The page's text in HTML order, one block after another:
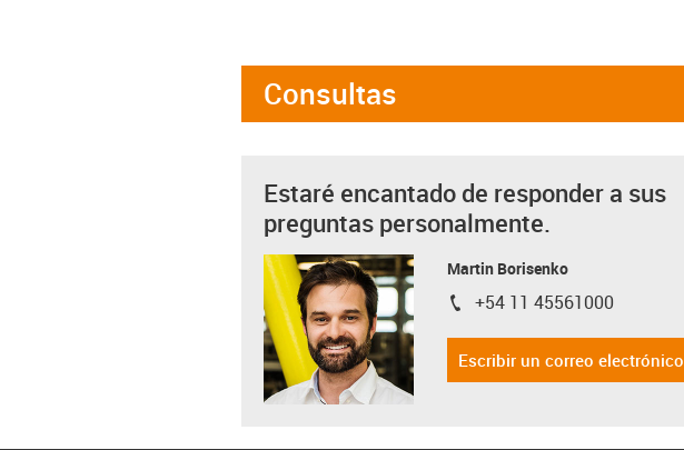
Consultas
Estaré encantado de responder a sus
preguntas personalmente.
Martin Borisenko
igus-icon-phone
+54 11 45561000
Escribir un correo electrónico